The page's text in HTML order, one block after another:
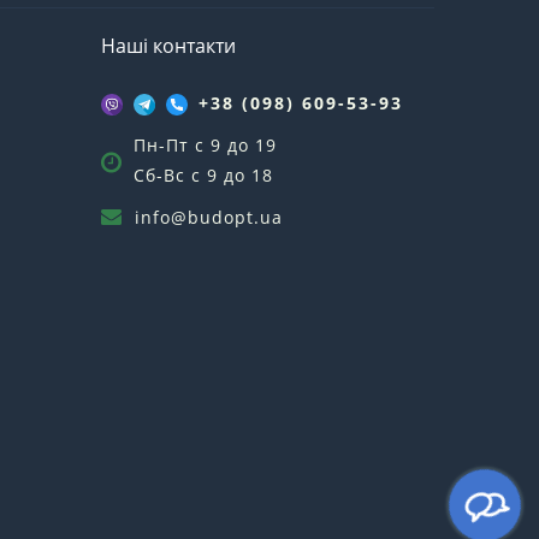
Наші контакти
+38 (098) 609-53-93
Пн-Пт с 9 до 19
Сб-Вс с 9 до 18
info@budopt.ua